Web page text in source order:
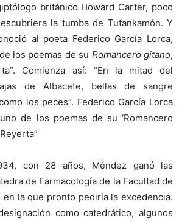
británico Howard Carter, poco
la tumba de Tutankamón. Y
al poeta Federico García Lorca,
los poemas de su Romancero gitano,
Comienza así: “En la mitad del
de Albacete, bellas de sangre
los peces”. Federico García Lorca
de los poemas de su ‘Romancero
con 28 años, Méndez ganó las
de Farmacología de la Facultad de
en la que pronto pediría la excedencia.
como catedrático, algunos